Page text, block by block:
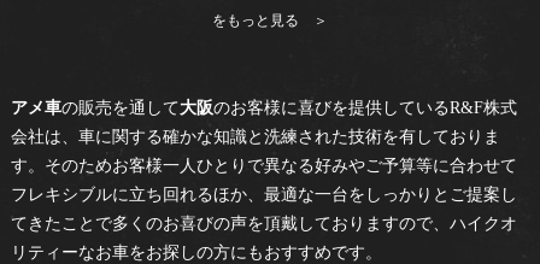
をもっと見る ＞
アメ車の販売を通して大阪のお客様に喜びを提供しているR&F株式
会社は、車に関する確かな知識と洗練された技術を有しておりま
す。そのためお客様一人ひとりで異なる好みやご予算等に合わせて
フレキシブルに立ち回れるほか、最適な一台をしっかりとご提案し
てきたことで多くのお喜びの声を頂戴しておりますので、ハイクオ
リティーなお車をお探しの方にもおすすめです。